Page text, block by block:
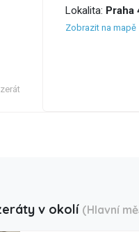
Lokalita: Praha
Zobrazit na mapě
v okolí (Hlavní